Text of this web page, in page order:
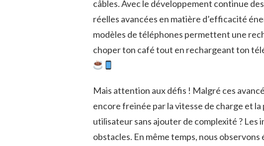
câbles. Avec le développement continue
réelles avancées en matière d’efficacité
modèles de téléphones permettent une
choper ton café tout en rechargeant ton
Mais attention aux défis ! Malgré ces
encore freinée par la vitesse de charge et
utilisateur sans ajouter de complexité ? Les
obstacles. En même temps, nous